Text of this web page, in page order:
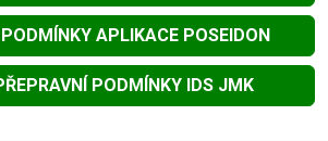
APLIKACE POSEIDON
PODMÍNKY IDS JMK